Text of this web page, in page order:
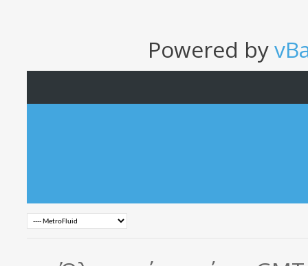
Powered by